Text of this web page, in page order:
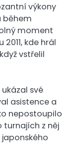
výkony
během
moment
kde hrál
vstřelil
své
asistence a
nepostoupilo
turnajích z něj